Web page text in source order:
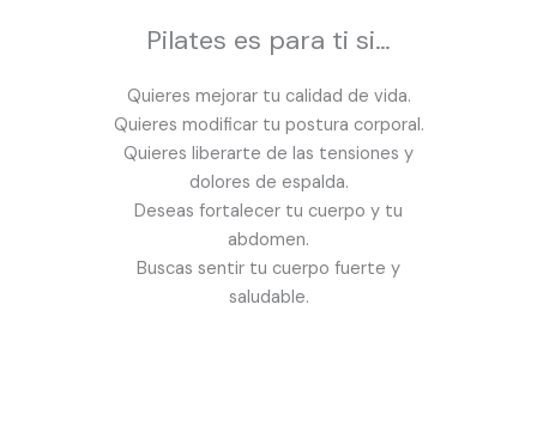
Pilates es para ti si…
Quieres mejorar tu calidad de vida.
Quieres modificar tu postura corporal.
Quieres liberarte de las tensiones y
dolores de espalda.
Deseas fortalecer tu cuerpo y tu
abdomen.
Buscas sentir tu cuerpo fuerte y
saludable.